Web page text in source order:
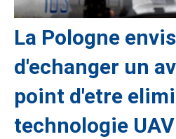
La Pologne
d'echanger un
point d'etre
technologie